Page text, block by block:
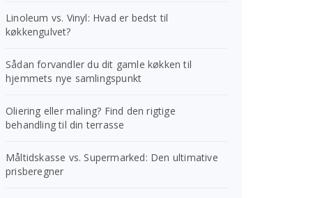
Linoleum vs. Vinyl: Hvad er bedst til
køkkengulvet?
Sådan forvandler du dit gamle køkken til
hjemmets nye samlingspunkt
Oliering eller maling? Find den rigtige
behandling til din terrasse
Måltidskasse vs. Supermarked: Den ultimative
prisberegner